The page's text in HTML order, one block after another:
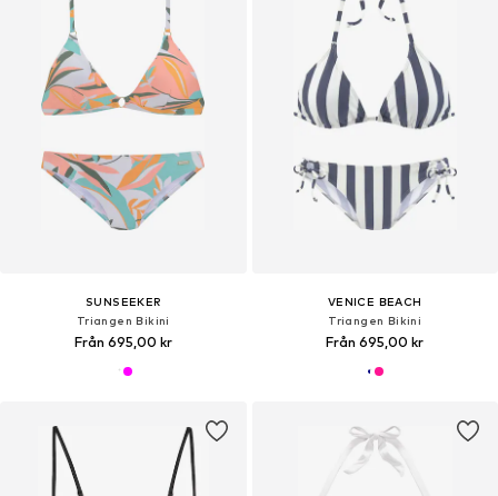
SUNSEEKER
Triangen Bikini
Från 695,00 kr
VENICE BEACH
Triangen Bikini
Från 695,00 kr